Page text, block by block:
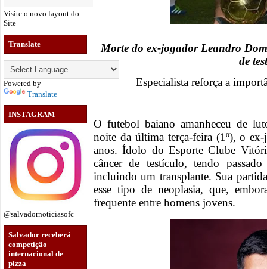
Visite o novo layout do
Site
Translate
Powered by
Translate
INSTAGRAM
@salvadornoticiasofc
Salvador receberá
competição
internacional de
pizza
Morte do ex-jogador Leandro
de
Especialista reforça a
O futebol baiano amanheceu de
noite da última terça-feira (1º), o
anos. Ídolo do Esporte Clube
câncer de testículo, tendo
incluindo um transplante. Sua
esse tipo de neoplasia, que,
frequente entre homens jovens.